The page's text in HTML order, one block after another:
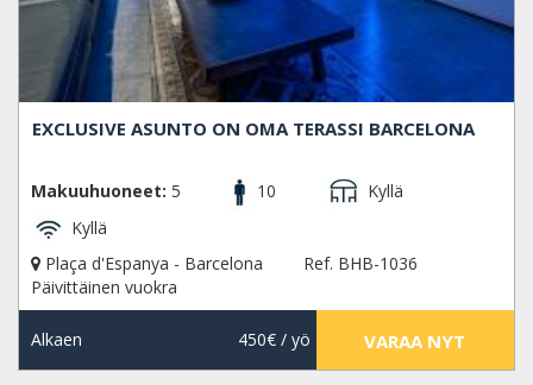
EXCLUSIVE ASUNTO ON OMA TERASSI BARCELONA
Makuuhuoneet: 5 10
Kyllä
Kyllä
Plaça d'Espanya - Barcelona
Ref. BHB-1036
Päivittäinen vuokra
Alkaen 450€/ yö VARAA NYT